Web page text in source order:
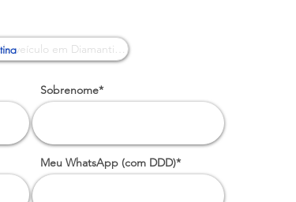
Sobrenome*
Meu WhatsApp (com DDD)*